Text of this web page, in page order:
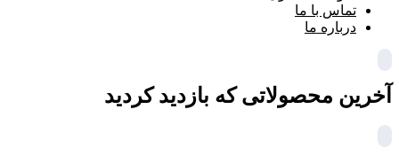
تماس با ما
درباره ما
آخرین محصولاتی که بازدید کردید